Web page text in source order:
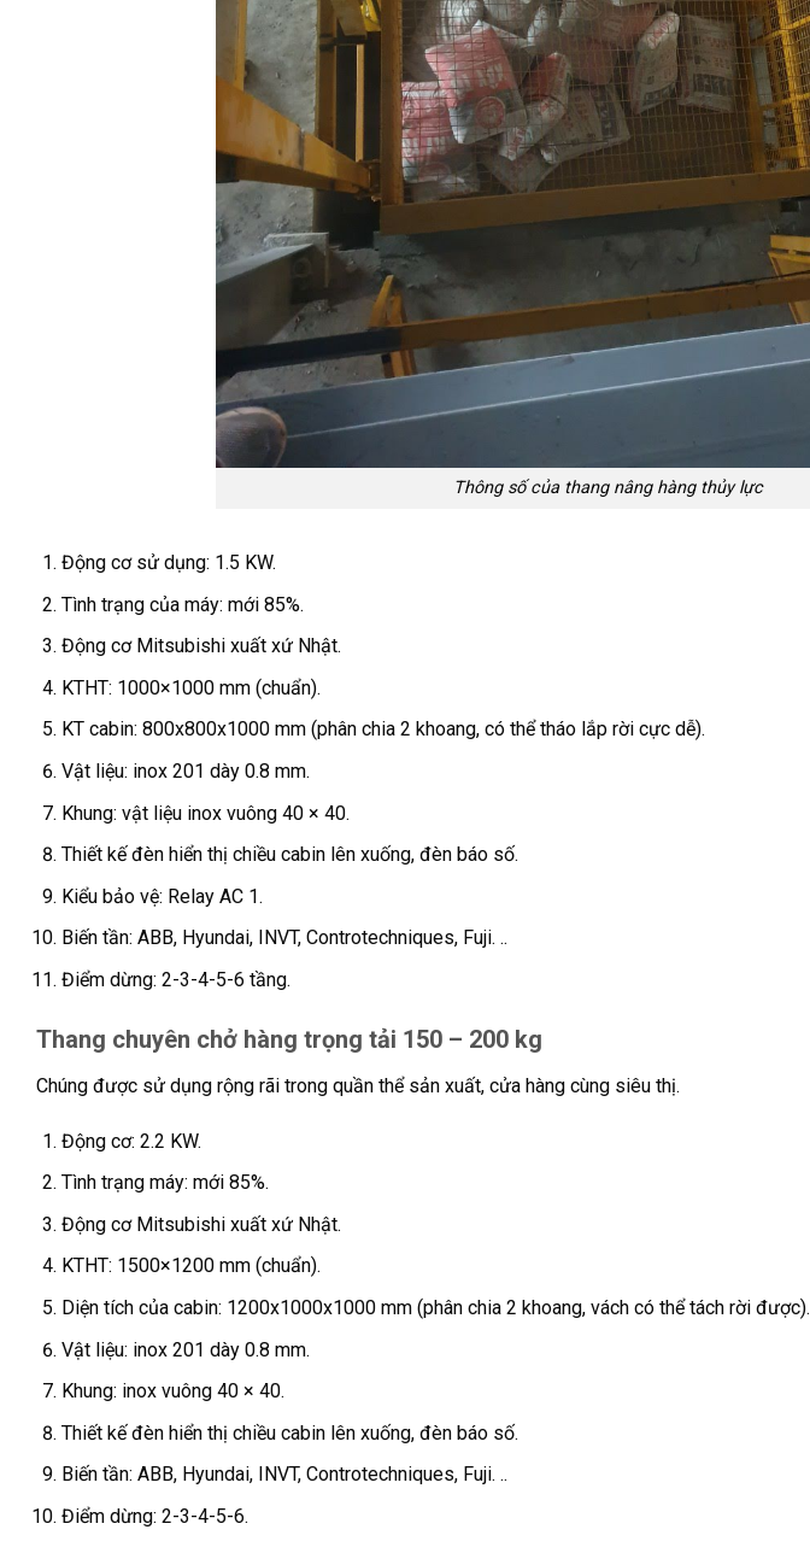
Thông số của thang nâng hàng thủy lực
Động cơ sử dụng: 1.5 KW.
Tình trạng của máy: mới 85%.
Động cơ Mitsubishi xuất xứ Nhật.
KTHT: 1000×1000 mm (chuẩn).
KT cabin: 800x800x1000 mm (phân chia 2 khoang, có thể tháo lắp rời cực dễ).
Vật liệu: inox 201 dày 0.8 mm.
Khung: vật liệu inox vuông 40 × 40.
Thiết kế đèn hiển thị chiều cabin lên xuống, đèn báo số.
Kiểu bảo vệ: Relay AC 1.
Biến tần: ABB, Hyundai, INVT, Controtechniques, Fuji. ..
Điểm dừng: 2-3-4-5-6 tầng.
Thang chuyên chở hàng trọng tải 150 – 200 kg
Chúng được sử dụng rộng rãi trong quần thể sản xuất, cửa hàng cùng siêu thị.
Động cơ: 2.2 KW.
Tình trạng máy: mới 85%.
Động cơ Mitsubishi xuất xứ Nhật.
KTHT: 1500×1200 mm (chuẩn).
Diện tích của cabin: 1200x1000x1000 mm (phân chia 2 khoang, vách có thể tách rời được).
Vật liệu: inox 201 dày 0.8 mm.
Khung: inox vuông 40 × 40.
Thiết kế đèn hiển thị chiều cabin lên xuống, đèn báo số.
Biến tần: ABB, Hyundai, INVT, Controtechniques, Fuji. ..
Điểm dừng: 2-3-4-5-6.